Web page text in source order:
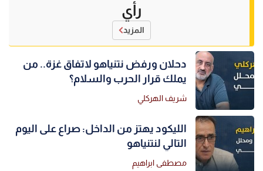
رأي
المزيد
دحلان ورفض نتنياهو لاتفاق غزة.. من
يملك قرار الحرب والسلام؟
شريف الهركلي
الليكود يهتز من الداخل: صراع على اليوم
التالي لنتنياهو
مصطفى ابراهيم